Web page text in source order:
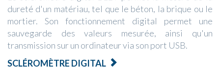
dureté d'un matériau, tel que le béton, la brique ou le
mortier. Son fonctionnement digital permet une
sauvegarde des valeurs mesurée, ainsi qu'un
transmission sur un ordinateur via son port USB.
SCLÉROMÈTRE DIGITAL